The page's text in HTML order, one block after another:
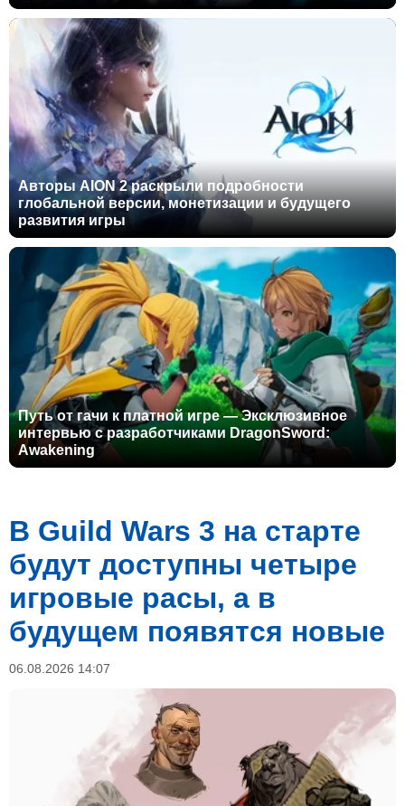
Авторы AION 2 раскрыли подробности
глобальной версии, монетизации и будущего
развития игры
Путь от гачи к платной игре — Эксклюзивное
интервью с разработчиками DragonSword:
Awakening
В Guild Wars 3 на старте
будут доступны четыре
игровые расы, а в
будущем появятся новые
06.08.2026 14:07